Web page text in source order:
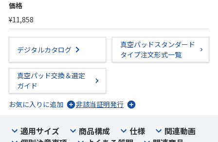
価格
¥11,858
デジタルカタログ
真空パッドスタンダード
タイプ注文形式一覧
真空パッド交換＆選定
ガイド
お気に入りに追加
非該当証明発行
適用サイズ 商品構成 仕様
関連動画